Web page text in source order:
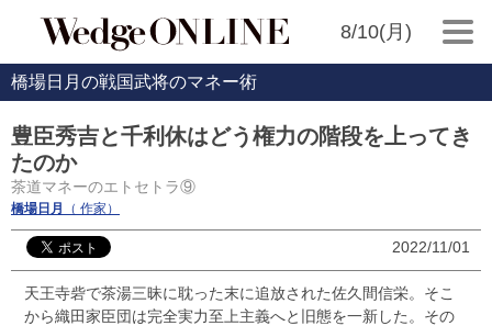
8/10(月)
橋場日月の戦国武将のマネー術
豊臣秀吉と千利休はどう権力の階段を上ってき
たのか
茶道マネーのエトセトラ⑨
橋場日月 （ 作家）
2022/11/01
天王寺砦で茶湯三昧に耽った末に追放された佐久間信栄。そこ
から織田家臣団は完全実力至上主義へと旧態を一新した。その